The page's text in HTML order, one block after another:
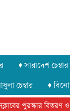
♦ সারাদেশ চেম্বার
চেম্বার ♦
পুরস্কার বিতরণ ও